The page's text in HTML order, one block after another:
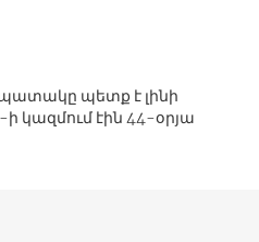
պետք է լինի
կազմում էին 44-օրյա